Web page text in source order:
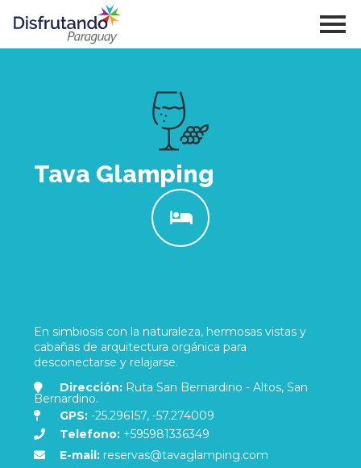
Tava Glamping
En simbiosis con la naturaleza, hermosas vistas y
cabañas de arquitectura orgánica para
desconectarse y relajarse.
Dirección: Ruta San Bernardino - Altos, San
Bernardino.
GPS: -25.296157, -57.274009
Telefono: +595981336349
E-mail: reservas@tavaglamping.com